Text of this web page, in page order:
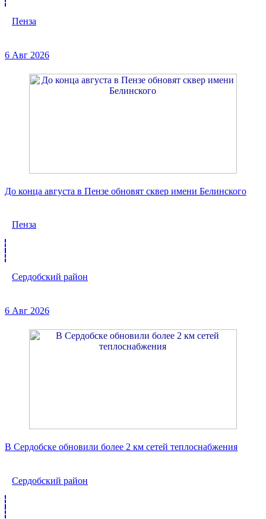
Пенза
6 Авг 2026
До конца августа в Пензе обновят сквер имени Белинского
Пенза
Сердобский район
6 Авг 2026
В Сердобске обновили более 2 км сетей теплоснабжения
Сердобский район